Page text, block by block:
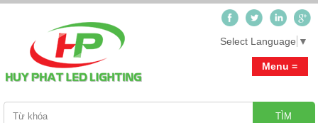
Menu =
Select Language ▼